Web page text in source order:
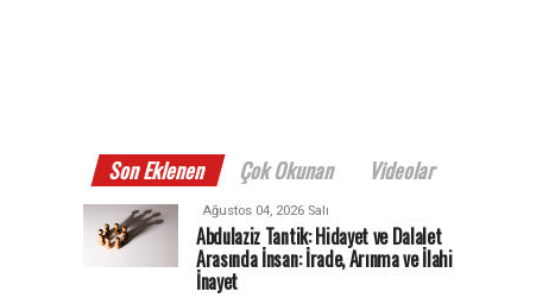
Son Eklenen Çok Okunan Videolar
Ağustos 04, 2026 Salı
Abdulaziz Tantik: Hidayet ve Dalalet
Arasında İnsan: İrade, Arınma ve İlahi
İnayet